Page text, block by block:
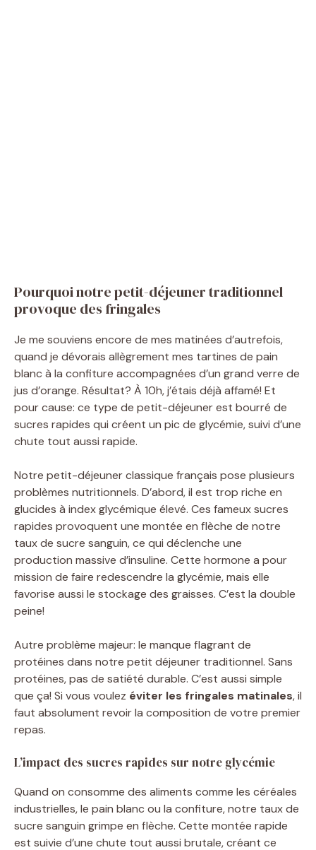
Pourquoi notre petit-déjeuner traditionnel
provoque des fringales
Je me souviens encore de mes matinées d’autrefois,
quand je dévorais allègrement mes tartines de pain
blanc à la confiture accompagnées d’un grand verre de
jus d’orange. Résultat? À 10h, j’étais déjà affamé! Et
pour cause: ce type de petit-déjeuner est bourré de
sucres rapides qui créent un pic de glycémie, suivi d’une
chute tout aussi rapide.
Notre petit-déjeuner classique français pose plusieurs
problèmes nutritionnels. D’abord, il est trop riche en
glucides à index glycémique élevé. Ces fameux sucres
rapides provoquent une montée en flèche de notre
taux de sucre sanguin, ce qui déclenche une
production massive d’insuline. Cette hormone a pour
mission de faire redescendre la glycémie, mais elle
favorise aussi le stockage des graisses. C’est la double
peine!
Autre problème majeur: le manque flagrant de
protéines dans notre petit déjeuner traditionnel. Sans
protéines, pas de satiété durable. C’est aussi simple
que ça! Si vous voulez éviter les fringales matinales, il
faut absolument revoir la composition de votre premier
repas.
L’impact des sucres rapides sur notre glycémie
Quand on consomme des aliments comme les céréales
industrielles, le pain blanc ou la confiture, notre taux de
sucre sanguin grimpe en flèche. Cette montée rapide
est suivie d’une chute tout aussi brutale, créant ce